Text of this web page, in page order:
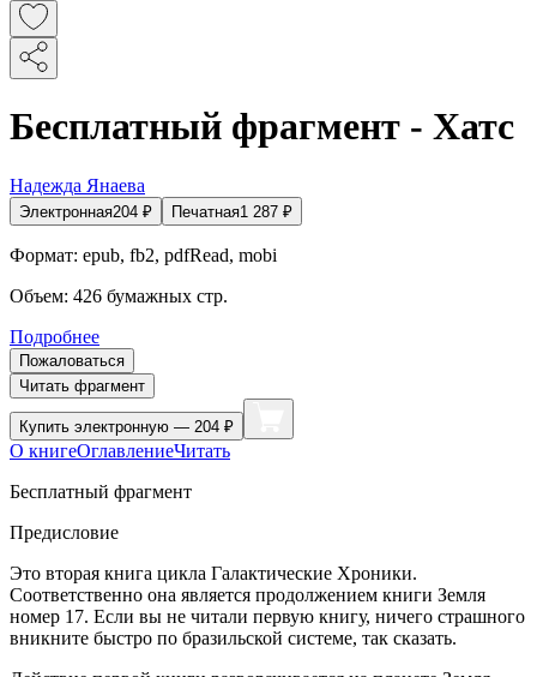
Бесплатный фрагмент - Хатс
Надежда Янаева
Электронная204 ₽ Печатная1 287 ₽
Формат: epub, fb2, pdfRead, mobi
Объем: 426 бумажных стр.
Подробнее
Пожаловаться
Читать фрагмент
Купить электронную — 204 ₽
О книгеОглавлениеЧитать
Бесплатный фрагмент
Предисловие
Это вторая книга цикла Галактические Хроники.
Соответственно она является продолжением книги Земля
номер 17. Если вы не читали первую книгу, ничего страшного
вникните быстро по бразильской системе, так сказать.